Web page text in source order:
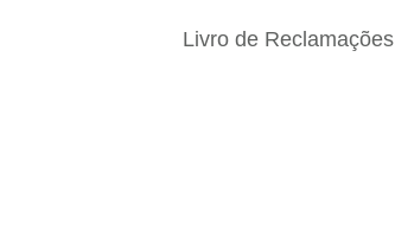
Livro de Reclamações